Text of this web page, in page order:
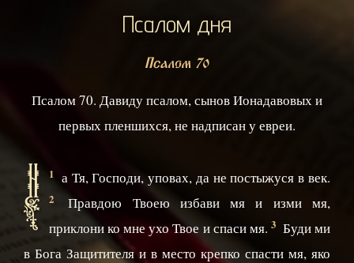
Псалом дня
Псалом 70
Псалом 70. Давиду псалом, сынов Ионадавовых и
первых пленшихся, не надписан у евреи.
1
Н а Тя, Господи, уповах, да не постыжуся в век.
2
Правдою Твоею избави мя и изми мя,
приклони ко мне ухо Твое и спаси мя. 3 Буди ми
в Бога Защитителя и в место крепко спасти мя, яко